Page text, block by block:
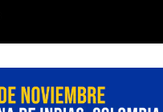
Informe de Perspectivas